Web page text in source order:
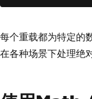
每个重载都为特定的
在各种场景下处理绝